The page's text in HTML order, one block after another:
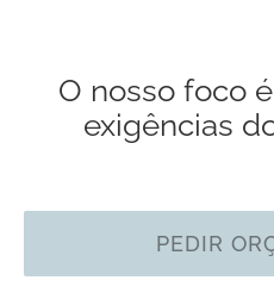
O nosso foco
exigências
PEDIR